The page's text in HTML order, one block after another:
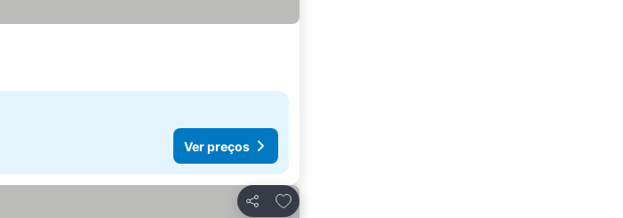
Ver preços
Partilhar
Adicionar aos favoritos